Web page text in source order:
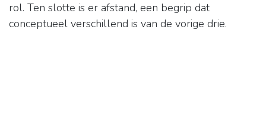
rol. Ten slotte is er afstand, een begrip dat
conceptueel verschillend is van de vorige drie.